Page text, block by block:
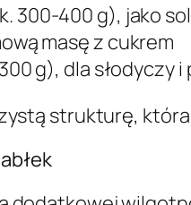
300-400 g), jako
masę z cukrem
g), dla słodyczy
strukturę,